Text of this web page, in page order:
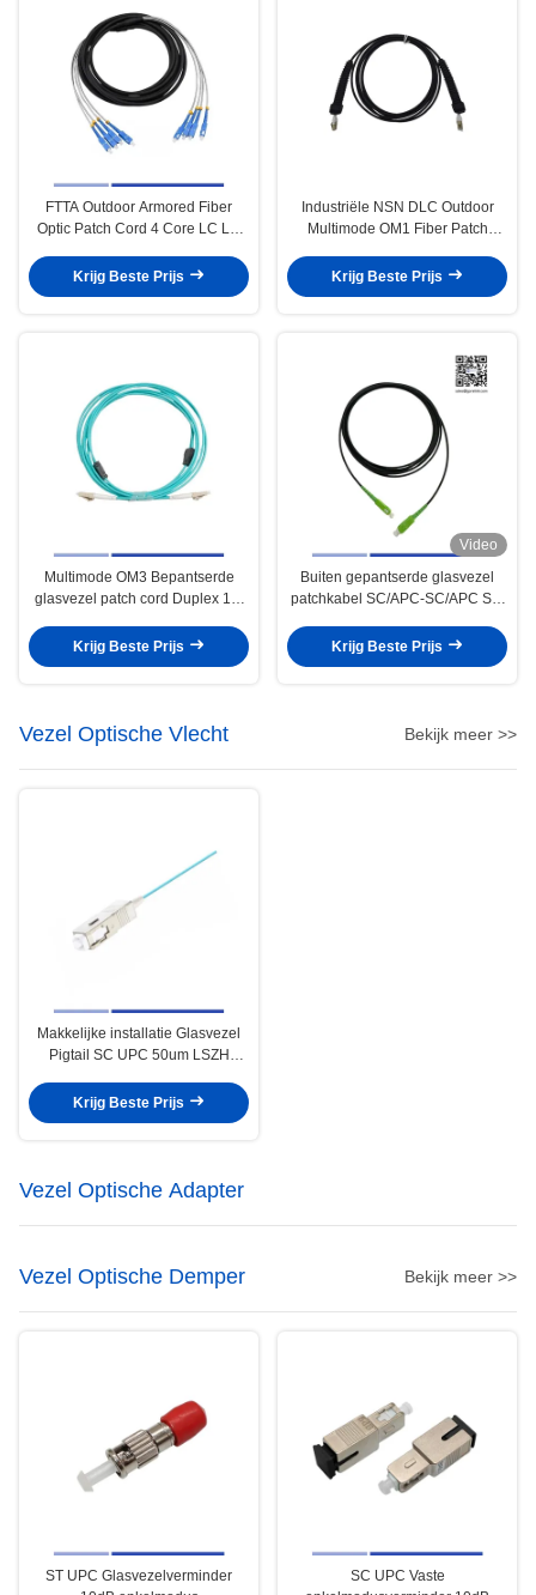
FTTA Outdoor Armored Fiber
Optic Patch Cord 4 Core LC LC
Krijg Beste Prijs
Industriële NSN DLC Outdoor
Multimode OM1 Fiber Patch
Krijg Beste Prijs
Multimode OM3 Bepantserde
glasvezel patch cord Duplex 1m
kabel
Krijg Beste Prijs
Video
Buiten gepantserde glasvezel
patchkabel SC/APC-SC/APC SM
bestendige mantel
Krijg Beste Prijs
Vezel Optische Vlecht Bekijk meer >>
Makkelijke installatie Glasvezel
Pigtail SC UPC 50um LSZH
Krijg Beste Prijs
Vezel Optische Adapter
Vezel Optische Demper Bekijk meer >>
ST UPC Glasvezelverminder
SC UPC Vaste